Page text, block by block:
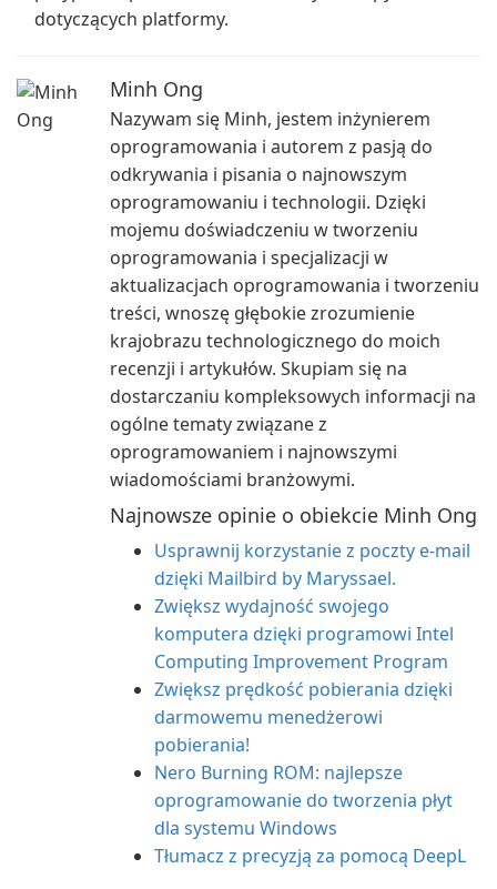
dotyczących platformy.
Minh Ong
Nazywam się Minh, jestem inżynierem
oprogramowania i autorem z pasją do
odkrywania i pisania o najnowszym
oprogramowaniu i technologii. Dzięki
mojemu doświadczeniu w tworzeniu
oprogramowania i specjalizacji w
aktualizacjach oprogramowania i tworzeniu
treści, wnoszę głębokie zrozumienie
krajobrazu technologicznego do moich
recenzji i artykułów. Skupiam się na
dostarczaniu kompleksowych informacji na
ogólne tematy związane z
oprogramowaniem i najnowszymi
wiadomościami branżowymi.
Najnowsze opinie o obiekcie Minh Ong
Usprawnij korzystanie z poczty e-mail
dzięki Mailbird by Maryssael.
Zwiększ wydajność swojego
komputera dzięki programowi Intel
Computing Improvement Program
Zwiększ prędkość pobierania dzięki
darmowemu menedżerowi
pobierania!
Nero Burning ROM: najlepsze
oprogramowanie do tworzenia płyt
dla systemu Windows
Tłumacz z precyzją za pomocą DeepL